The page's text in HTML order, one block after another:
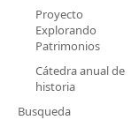
Proyecto
Explorando
Patrimonios
Cátedra anual de
historia
Busqueda